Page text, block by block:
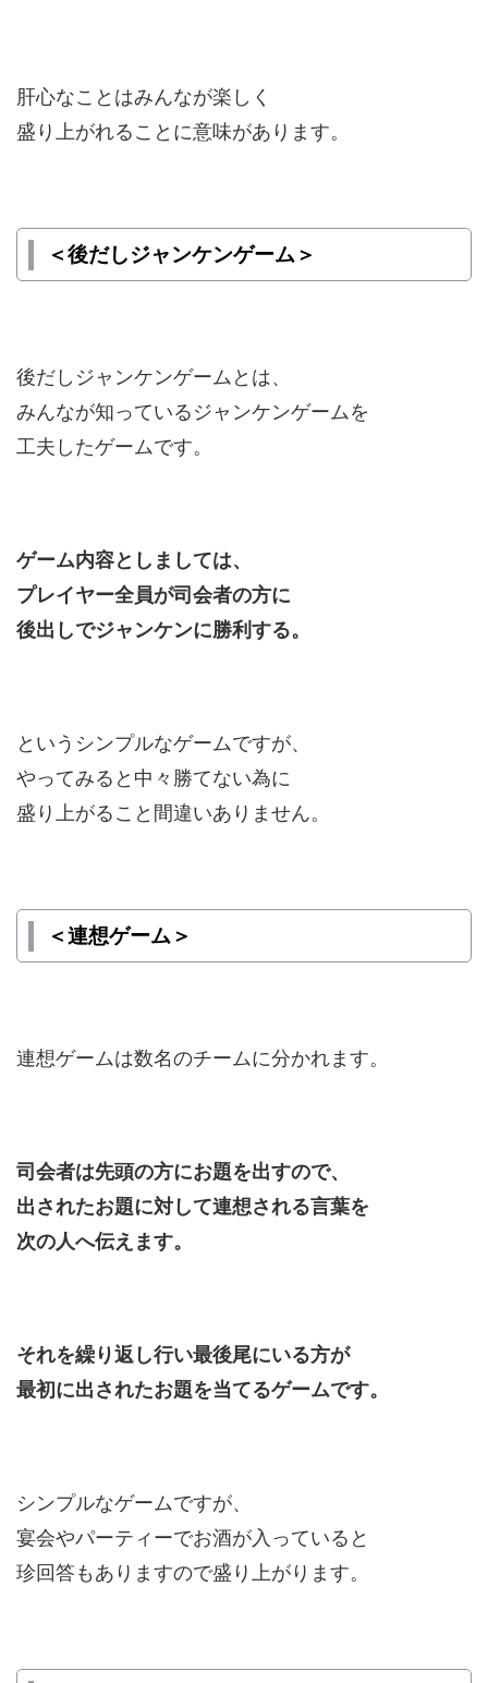
肝心なことはみんなが楽しく
盛り上がれることに意味があります。
＜後だしジャンケンゲーム＞
後だしジャンケンゲームとは、
みんなが知っているジャンケンゲームを
工夫したゲームです。
ゲーム内容としましては、
プレイヤー全員が司会者の方に
後出しでジャンケンに勝利する。
というシンプルなゲームですが、
やってみると中々勝てない為に
盛り上がること間違いありません。
＜連想ゲーム＞
連想ゲームは数名のチームに分かれます。
司会者は先頭の方にお題を出すので、
出されたお題に対して連想される言葉を
次の人へ伝えます。
それを繰り返し行い最後尾にいる方が
最初に出されたお題を当てるゲームです。
シンプルなゲームですが、
宴会やパーティーでお酒が入っていると
珍回答もありますので盛り上がります。